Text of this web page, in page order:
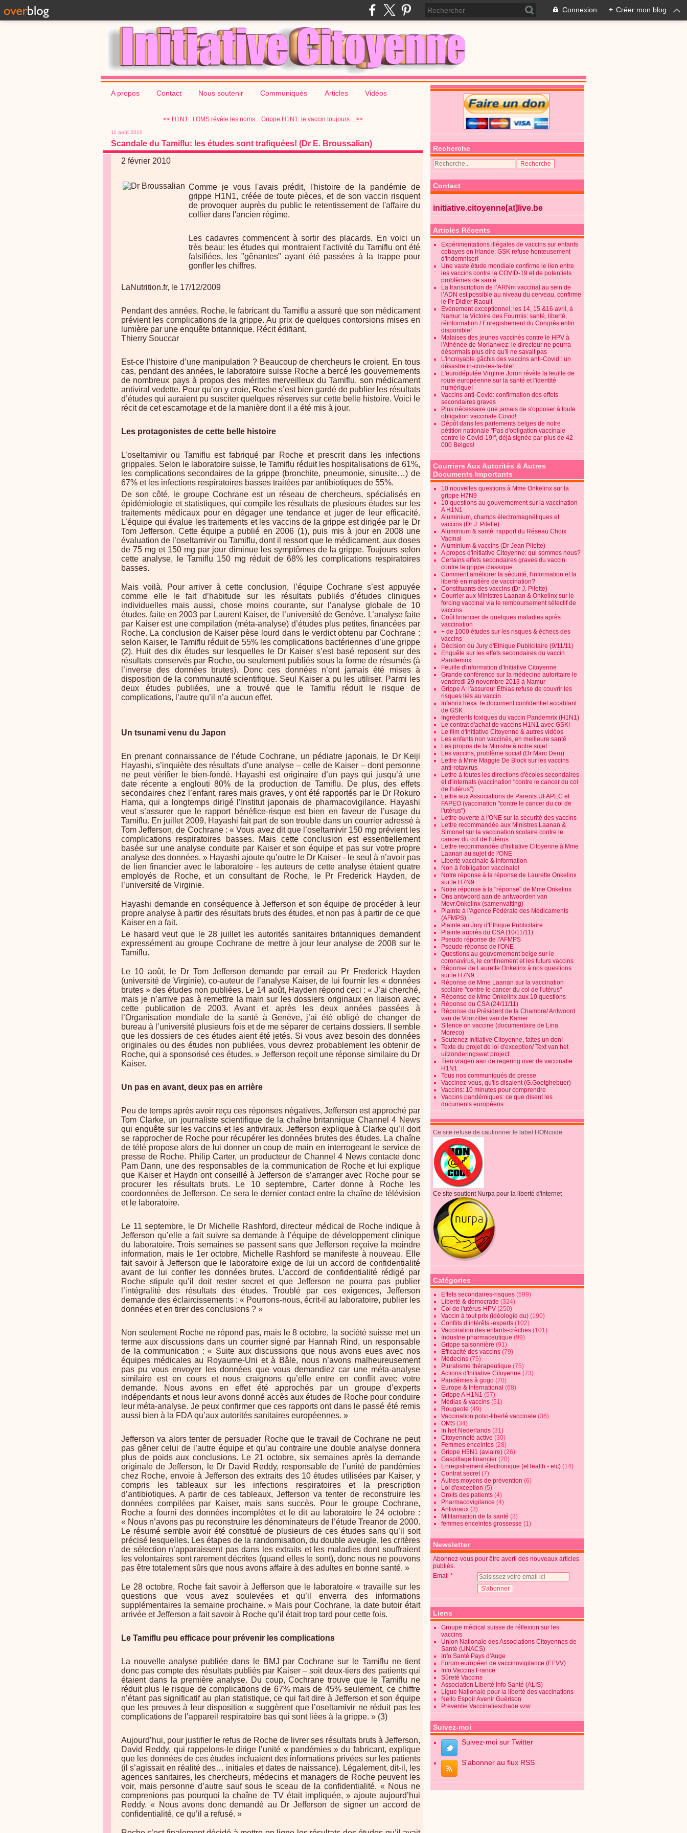
Connexion + Créer mon blog
A propos Contact Nous soutenir Communiqués Articles Vidéos
<< H1N1 : l’OMS révèle les noms... Grippe H1N1: le vaccin toujours... >>
11 août 2010
Scandale du Tamiflu: les études sont trafiquées! (Dr E. Broussalian)
2 février 2010
Comme je vous l'avais prédit, l'histoire de la pandémie de
grippe H1N1, créée de toute pièces, et de son vaccin risquent
de provoquer auprès du public le retentissement de l'affaire du
collier dans l'ancien régime.
Les cadavres commencent à sortir des placards. En voici un
très beau: les études qui montraient l'activité du Tamiflu ont été
falsifiées, les "gênantes" ayant été passées à la trappe pour
gonfler les chiffres.
LaNutrition.fr, le 17/12/2009
Pendant des années, Roche, le fabricant du Tamiflu a assuré que son médicament
prévient les complications de la grippe. Au prix de quelques contorsions mises en
lumière par une enquête britannique. Récit édifiant.
Thierry Souccar
Est-ce l’histoire d’une manipulation ? Beaucoup de chercheurs le croient. En tous
cas, pendant des années, le laboratoire suisse Roche a bercé les gouvernements
de nombreux pays à propos des mérites merveilleux du Tamiflu, son médicament
antiviral vedette. Pour qu’on y croie, Roche s’est bien gardé de publier les résultats
d’études qui auraient pu susciter quelques réserves sur cette belle histoire. Voici le
récit de cet escamotage et de la manière dont il a été mis à jour.
Les protagonistes de cette belle histoire
L’oseltamivir ou Tamiflu est fabriqué par Roche et prescrit dans les infections
grippales. Selon le laboratoire suisse, le Tamiflu réduit les hospitalisations de 61%,
les complications secondaires de la grippe (bronchite, pneumonie, sinusite…) de
67% et les infections respiratoires basses traitées par antibiotiques de 55%.
De son côté, le groupe Cochrane est un réseau de chercheurs, spécialisés en
épidémiologie et statistiques, qui compile les résultats de plusieurs études sur les
traitements médicaux pour en dégager une tendance et juger de leur efficacité.
L’équipe qui évalue les traitements et les vaccins de la grippe est dirigée par le Dr
Tom Jefferson. Cette équipe a publié en 2006 (1), puis mis à jour en 2008 une
évaluation de l’oseltamivir ou Tamiflu, dont il ressort que le médicament, aux doses
de 75 mg et 150 mg par jour diminue les symptômes de la grippe. Toujours selon
cette analyse, le Tamiflu 150 mg réduit de 68% les complications respiratoires
basses.
Mais voilà. Pour arriver à cette conclusion, l’équipe Cochrane s’est appuyée
comme elle le fait d’habitude sur les résultats publiés d’études cliniques
individuelles mais aussi, chose moins courante, sur l’analyse globale de 10
études, faite en 2003 par Laurent Kaiser, de l’université de Genève. L’analyse faite
par Kaiser est une compilation (méta-analyse) d’études plus petites, financées par
Roche. La conclusion de Kaiser pèse lourd dans le verdict obtenu par Cochrane :
selon Kaiser, le Tamiflu réduit de 55% les complications bactériennes d’une grippe
(2). Huit des dix études sur lesquelles le Dr Kaiser s’est basé reposent sur des
résultats conservés par Roche, ou seulement publiés sous la forme de résumés (à
l’inverse des données brutes). Donc ces données n’ont jamais été mises à
disposition de la communauté scientifique. Seul Kaiser a pu les utiliser. Parmi les
deux études publiées, une a trouvé que le Tamiflu réduit le risque de
complications, l’autre qu’il n’a aucun effet.
Un tsunami venu du Japon
En prenant connaissance de l’étude Cochrane, un pédiatre japonais, le Dr Keiji
Hayashi, s’inquiète des résultats d’une analyse – celle de Kaiser – dont personne
ne peut vérifier le bien-fondé. Hayashi est originaire d’un pays qui jusqu’à une
date récente a englouti 80% de la production de Tamiflu. De plus, des effets
secondaires chez l’enfant, rares mais graves, y ont été rapportés par le Dr Rokuro
Hama, qui a longtemps dirigé l’Institut japonais de pharmacovigilance. Hayashi
veut s’assurer que le rapport bénéfice-risque est bien en faveur de l’usage du
Tamiflu. En juillet 2009, Hayashi fait part de son trouble dans un courrier adressé à
Tom Jefferson, de Cochrane : « Vous avez dit que l’oseltamivir 150 mg prévient les
complications respiratoires basses. Mais cette conclusion est essentiellement
basée sur une analyse conduite par Kaiser et son équipe et pas sur votre propre
analyse des données. » Hayashi ajoute qu’outre le Dr Kaiser - le seul à n’avoir pas
de lien financier avec le laboratoire - les auteurs de cette analyse étaient quatre
employés de Roche, et un consultant de Roche, le Pr Frederick Hayden, de
l’université de Virginie.
Hayashi demande en conséquence à Jefferson et son équipe de procéder à leur
propre analyse à partir des résultats bruts des études, et non pas à partir de ce que
Kaiser en a fait.
Le hasard veut que le 28 juillet les autorités sanitaires britanniques demandent
expressément au groupe Cochrane de mettre à jour leur analyse de 2008 sur le
Tamiflu.
Le 10 août, le Dr Tom Jefferson demande par email au Pr Frederick Hayden
(université de Virginie), co-auteur de l’analyse Kaiser, de lui fournir les « données
brutes » des études non publiées. Le 14 août, Hayden répond ceci : « J’ai cherché,
mais je n’arrive pas à remettre la main sur les dossiers originaux en liaison avec
cette publication de 2003. Avant et après les deux années passées à
l’Organisation mondiale de la santé à Genève, j’ai été obligé de changer de
bureau à l’université plusieurs fois et de me séparer de certains dossiers. Il semble
que les dossiers de ces études aient été jetés. Si vous avez besoin des données
originales ou des études non publiées, vous devrez probablement les obtenir de
Roche, qui a sponsorisé ces études. » Jefferson reçoit une réponse similaire du Dr
Kaiser.
Un pas en avant, deux pas en arrière
Peu de temps après avoir reçu ces réponses négatives, Jefferson est approché par
Tom Clarke, un journaliste scientifique de la chaîne britannique Channel 4 News
qui enquête sur les vaccins et les antiviraux. Jefferson explique à Clarke qu’il doit
se rapprocher de Roche pour récupérer les données brutes des études. La chaîne
de télé propose alors de lui donner un coup de main en interrogeant le service de
presse de Roche. Philip Carter, un producteur de Channel 4 News contacte donc
Pam Dann, une des responsables de la communication de Roche et lui explique
que Kaiser et Haydn ont conseillé à Jefferson de s’arranger avec Roche pour se
procurer les résultats bruts. Le 10 septembre, Carter donne à Roche les
coordonnées de Jefferson. Ce sera le dernier contact entre la chaîne de télévision
et le laboratoire.
Le 11 septembre, le Dr Michelle Rashford, directeur médical de Roche indique à
Jefferson qu’elle a fait suivre sa demande à l’équipe de développement clinique
du laboratoire. Trois semaines se passent sans que Jefferson reçoive la moindre
information, mais le 1er octobre, Michelle Rashford se manifeste à nouveau. Elle
fait savoir à Jefferson que le laboratoire exige de lui un accord de confidentialité
avant de lui confier les données brutes. L’accord de confidentialité rédigé par
Roche stipule qu’il doit rester secret et que Jefferson ne pourra pas publier
l’intégralité des résultats des études. Troublé par ces exigences, Jefferson
demande des éclaircissements : « Pourrons-nous, écrit-il au laboratoire, publier les
données et en tirer des conclusions ? »
Non seulement Roche ne répond pas, mais le 8 octobre, la société suisse met un
terme aux discussions dans un courrier signé par Hannah Rind, un responsable
de la communication : « Suite aux discussions que nous avons eues avec nos
équipes médicales au Royaume-Uni et à Bâle, nous n’avons malheureusement
pas pu vous envoyer les données que vous demandiez car une méta-analyse
similaire est en cours et nous craignons qu’elle entre en conflit avec votre
demande. Nous avons en effet été approchés par un groupe d’experts
indépendants et nous leur avons donné accès aux études de Roche pour conduire
leur méta-analyse. Je peux confirmer que ces rapports ont dans le passé été remis
aussi bien à la FDA qu’aux autorités sanitaires européennes. »
Jefferson va alors tenter de persuader Roche que le travail de Cochrane ne peut
pas gêner celui de l’autre équipe et qu’au contraire une double analyse donnera
plus de poids aux conclusions. Le 21 octobre, six semaines après la demande
originale de Jefferson, le Dr David Reddy, responsable de l’unité de pandémies
chez Roche, envoie à Jefferson des extraits des 10 études utilisées par Kaiser, y
compris les tableaux sur les infections respiratoires et la prescription
d’antibiotiques. A partir de ces tableaux, Jefferson va tenter de reconstruire les
données compilées par Kaiser, mais sans succès. Pour le groupe Cochrane,
Roche a fourni des données incomplètes et le dit au laboratoire le 24 octobre :
« Nous n’avons pas pu reconstruire les dénominateurs de l’étude Treanor de 2000.
Le résumé semble avoir été constitué de plusieurs de ces études sans qu’il soit
précisé lesquelles. Les étapes de la randomisation, du double aveugle, les critères
de sélection n’apparaissent pas dans les extraits et les maladies dont souffraient
les volontaires sont rarement décrites (quand elles le sont), donc nous ne pouvons
pas être totalement sûrs que nous avons affaire à des adultes en bonne santé. »
Le 28 octobre, Roche fait savoir à Jefferson que le laboratoire « travaille sur les
questions que vous avez soulevées et qu’il enverra des informations
supplémentaires la semaine prochaine. » Mais pour Cochrane, la date butoir était
arrivée et Jefferson a fait savoir à Roche qu’il était trop tard pour cette fois.
Le Tamiflu peu efficace pour prévenir les complications
La nouvelle analyse publiée dans le BMJ par Cochrane sur le Tamiflu ne tient
donc pas compte des résultats publiés par Kaiser – soit deux-tiers des patients qui
étaient dans la première analyse. Du coup, Cochrane trouve que le Tamiflu ne
réduit plus le risque de complications de 67% mais de 45% seulement, ce chiffre
n’étant pas significatif au plan statistique, ce qui fait dire à Jefferson et son équipe
que les preuves à leur disposition « suggèrent que l’oseltamivir ne réduit pas les
complications de l’appareil respiratoire bas qui sont liées à la grippe. » (3)
Aujourd’hui, pour justifier le refus de Roche de livrer ses résultats bruts à Jefferson,
David Reddy, qui rappelons-le dirige l’unité « pandémies » du fabricant, explique
que les données de ces études incluaient des informations privées sur les patients
(il s’agissait en réalité des… initiales et dates de naissance). Légalement, dit-il, les
agences sanitaires, les chercheurs, médecins et managers de Roche peuvent les
voir, mais personne d’autre sauf sous le sceau de la confidentialité. « Nous ne
comprenions pas pourquoi la chaîne de TV était impliquée, » ajoute aujourd’hui
Reddy. « Nous avons donc demandé au Dr Jefferson de signer un accord de
confidentialité, ce qu’il a refusé. »
Recherche
Contact
initiative.citoyenne[at]live.be
Articles Récents
Expérimentations illégales de vaccins sur enfants
cobayes en Irlande: GSK refuse honteusement
d'indemniser!
Une vaste étude mondiale confirme le lien entre
les vaccins contre la COVID-19 et de potentiels
problèmes de santé
La transcription de l’ARNm vaccinal au sein de
l’ADN est possible au niveau du cerveau, confirme
le Pr Didier Raoult
Evénement exceptionnel, les 14, 15 &16 avril, à
Namur: la Victoire des Fourmis: santé, liberté,
réinformation / Enregistrement du Congrès enfin
disponible!
Malaises des jeunes vaccinés contre le HPV à
l'Athénée de Morlanwez: le directeur ne pourra
désormais plus dire qu'il ne savait pas
L'incroyable gâchis des vaccins anti-Covid : un
désastre in-con-tes-ta-ble!
L'eurodéputée Virginie Joron révèle la feuille de
route européenne sur la santé et l'identité
numérique!
Vaccins anti-Covid: confirmation des effets
secondaires graves
Plus nécessaire que jamais de s'opposer à toute
obligation vaccinale Covid!
Dépôt dans les parlements belges de notre
pétition nationale "Pas d'obligation vaccinale
contre le Covid-19!", déjà signée par plus de 42
000 Belges!
Courriers Aux Autorités & Autres
Documents Importants
10 nouvelles questions à Mme Onkelinx sur la
grippe H7N9
10 questions au gouvernement sur la vaccination
A H1N1
Aluminium, champs électromagnétiques et
vaccins (Dr J. Pilette)
Aluminium & santé: rapport du Réseau Choix
Vacinal
Aluminium & vaccins (Dr Jean Pilette)
A propos d'Initiative Citoyenne: qui sommes nous?
Certains effets secondaires graves du vaccin
contre la grippe classique
Comment améliorer la sécurité, l'information et la
liberté en matière de vaccination?
Constituants des vaccins (Dr J. Pilette)
Courrier aux Ministres Laanan & Onkelinx sur le
forcing vaccinal via le remboursement sélectif de
vaccins
Coût financier de quelques maladies après
vaccination
+ de 1000 études sur les risques & échecs des
vaccins
Décision du Jury d'Ethique Publicitaire (9/11/11)
Enquête sur les effets secondaires du vaccin
Pandemrix
Feuille d'information d'Initiative Citoyenne
Grande conférence sur la médecine autoritaire le
vendredi 29 novembre 2013 à Namur
Grippe A: l'assureur Ethias refuse de couvrir les
risques liés au vaccin
Infanrix hexa: le document confidentiel accablant
de GSK
Ingrédients toxiques du vaccin Pandemrix (H1N1)
Le contrat d'achat de vaccins H1N1 avec GSK!
Le film d'Initiative Citoyenne & autres vidéos
Les enfants non vaccinés, en meilleure santé
Les propos de la Ministre à notre sujet
Les vaccins, problème social (Dr Marc Deru)
Lettre à Mme Maggie De Block sur les vaccins
anti-rotavirus
Lettre à toutes les directions d'écoles secondaires
et d'internats (vaccination "contre le cancer du col
de l'utérus")
Lettre aux Associations de Parents UFAPEC et
FAPEO (vaccination "contre le cancer du col de
l'utérus")
Lettre ouverte à l'ONE sur la sécurité des vaccins
Lettre recommandée aux Ministres Laanan &
Simonet sur la vaccination scolaire contre le
cancer du col de l'utérus
Lettre recommandée d'Initiative Citoyenne à Mme
Laanan au sujet de l'ONE
Liberté vaccinale & information
Non à l'obligation vaccinale!
Notre réponse à la réponse de Laurette Onkelinx
sur le H7N9
Notre réponse à la "réponse" de Mme Onkelinx
Ons antwoord aan de antwoorden van
Mevr.Onkelinx (samenvatting)
Plainte à l'Agence Fédérale des Médicaments
(AFMPS)
Plainte au Jury d'Ethique Publicitaire
Plainte auprès du CSA (10/11/11)
Pseudo réponse de l'AFMPS
Pseudo-réponse de l'ONE
Questions au gouvernement belge sur le
coronavirus, le confinement et les futurs vaccins
Réponse de Laurette Onkelinx à nos questions
sur le H7N9
Réponse de Mme Laanan sur la vaccination
scolaire "contre le cancer du col de l'utérus"
Réponse de Mme Onkelinx aux 10 questions
Réponse du CSA (24/11/11)
Réponse du Président de la Chambre/ Antwoord
van de Voorzitter van de Kamer
Silence on vaccine (documentaire de Lina
Moreco)
Soutenez Initiative Citoyenne, faites un don!
Texte du projet de loi d'exception/ Text van het
uitzonderingswet project
Tien vragen aan de regering over de vaccinatie
H1N1
Tous nos communiqués de presse
Vaccinez-vous, qu'ils disaient (G.Goetghebuer)
Vaccins: 10 minutes pour comprendre
Vaccins pandémiques: ce que disent les
documents européens
Ce site refuse de cautionner le label HONcode.
Ce site soutient Nurpa pour la liberté d'internet
Catégories
Effets secondaires-risques (599)
Liberté & démocratie (324)
Col de l'utérus-HPV (250)
Vaccin à tout prix (idéologie du) (190)
Conflits d’intérêts -experts (102)
Vaccination des enfants-crèches (101)
Industrie pharmaceutique (99)
Grippe saisonnière (91)
Efficacité des vaccins (79)
Médecins (75)
Pluralisme thérapeutique (75)
Actions d'Initiative Citoyenne (73)
Pandémies à gogo (70)
Europe & International (68)
Grippe A H1N1 (57)
Médias & vaccins (51)
Rougeole (49)
Vaccination polio-liberté vaccinale (36)
OMS (34)
In het Nederlands (31)
Citoyenneté active (30)
Femmes enceintes (28)
Grippe H5N1 (aviaire) (26)
Gaspillage financier (20)
Enregistrement électronique (eHealth - etc) (14)
Contrat secret(7)
Autres moyens de prévention (6)
Loi d'exception (5)
Droits des patients (4)
Pharmacovigilance (4)
Antiviraux (3)
Militarisation de la santé (3)
femmes enceintes grossesse (1)
Newsletter
Abonnez-vous pour être averti des nouveaux articles
publiés.
Email
Liens
Groupe médical suisse de réflexion sur les
vaccins
Union Nationale des Associations Citoyennes de
Santé (UNACS)
Info Santé Pays d'Auge
Forum européen de vaccinovigilance (EFVV)
Info Vaccins France
Sûreté Vaccins
Association Liberté Info Santé (ALIS)
Ligue Nationale pour la liberté des vaccinations
Nello Espoir Avenir Guérison
Preventie Vaccinatieschade vzw
Suivez-moi
Suivez-moi sur Twitter
S'abonner au flux RSS